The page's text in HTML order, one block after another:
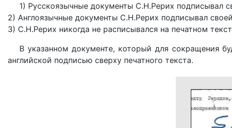
1) Русскоязычные документы С.Н.Рерих подписывал
2) Англоязычные документы С.Н.Рерих подписывал
3) С.Н.Рерих никогда не расписывался на печатном
В указанном документе, который для сокращения
английской подписью сверху печатного текста.